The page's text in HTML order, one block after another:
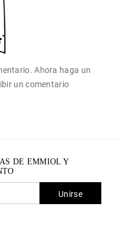
Ahora haga un
un comentario
DE EMMIOL Y
Unirse